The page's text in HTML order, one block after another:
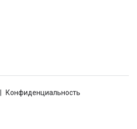
Конфиденциальность